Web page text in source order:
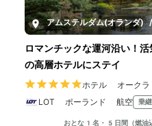
アムステルダム(オランダ) /
ロマンチックな運河沿い！
の高層ホテルにステイ
ホテル オーク
LOT ポーランド 航空
乗
おとな1名・5日間（燃油